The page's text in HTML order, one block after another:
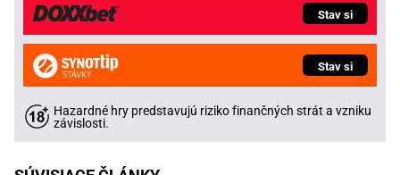
Stav si
Stav si
Hazardné hry predstavujú riziko finančných strát a vzniku
závislosti.